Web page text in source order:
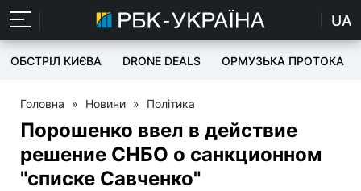
UA
ОБСТРІЛ КИЄВА DRONE DEALS ОРМУЗЬКА ПРОТОКА
Головна » Новини » Політика
Порошенко ввел в действие
решение СНБО о санкционном
"списке Савченко"